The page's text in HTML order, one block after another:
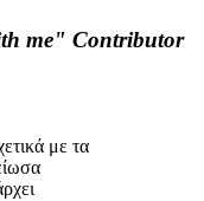
me" Contributor
με τα